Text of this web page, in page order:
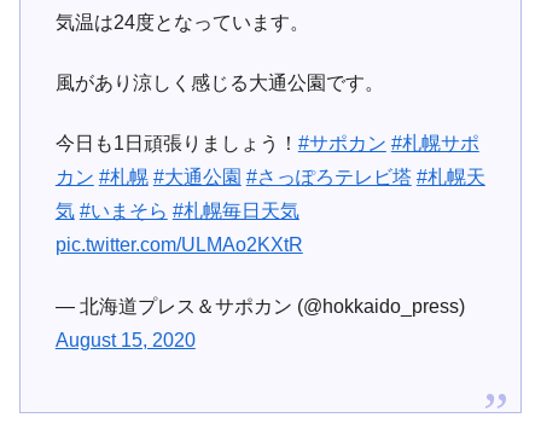
気温は24度となっています。
風があり涼しく感じる大通公園です。
今日も1日頑張りましょう！ #サポカン #札幌サポ
カン #札幌 #大通公園 #さっぽろテレビ塔 #札幌天
気 #いまそら #札幌毎日天気
pic.twitter.com/ULMAo2KXtR
— 北海道プレス＆サポカン (@hokkaido_press)
August 15, 2020